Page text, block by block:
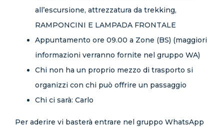
all’escursione, attrezzatura da trekking,
RAMPONCINI E LAMPADA FRONTALE
Appuntamento ore 09.00 a Zone (BS) (maggiori
informazioni verranno fornite nel gruppo WA)
Chi non ha un proprio mezzo di trasporto si
organizzi con chi può offrire un passaggio
Chi ci sarà: Carlo
Per aderire vi basterà entrare nel gruppo WhatsApp